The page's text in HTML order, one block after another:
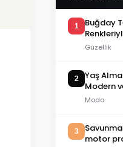
1
Buğday
Güzellik
2
Yaş
Modern
Moda
3
motor